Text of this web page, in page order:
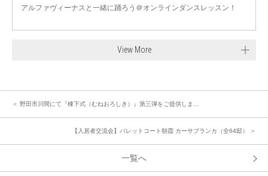
アルファヴィーナスと一緒に踊ろう＠オンラインダンスレッスン！
View More
＜ 野田市川間にて『棟下式（むねおろしき）』第三弾をご提供しま…
【入居者交流会】パレットコート朝霞 カーサブランカ（全64邸） ＞
一覧へ